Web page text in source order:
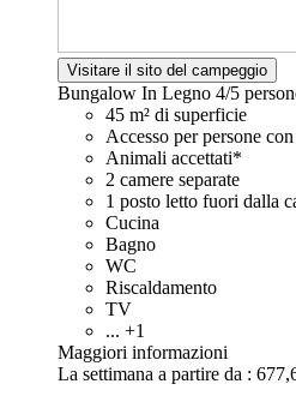
Visitare il sito del campeggio
Bungalow In Legno 4/5
45 m² di superficie
Accesso per persone
Animali accettati*
2 camere separate
1 posto letto fuori dalla
Cucina
Bagno
WC
Riscaldamento
TV
... +1
Maggiori informazioni
La settimana a partire da :